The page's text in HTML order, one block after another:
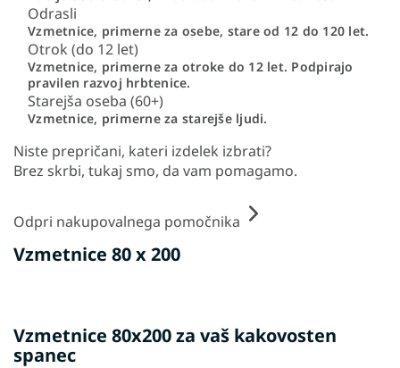
Vzmetnice 80 x 200
Odrasli
Vzmetnice, primerne za osebe, stare od 12 do 120 let.
Otrok (do 12 let)
Vzmetnice, primerne za otroke do 12 let. Podpirajo
pravilen razvoj hrbtenice.
Starejša oseba (60+)
Vzmetnice, primerne za starejše ljudi.
Niste prepričani, kateri izdelek izbrati?
Brez skrbi, tukaj smo, da vam pomagamo.
Odpri nakupovalnega pomočnika
Vzmetnice 80x200 za vaš kakovosten
spanec